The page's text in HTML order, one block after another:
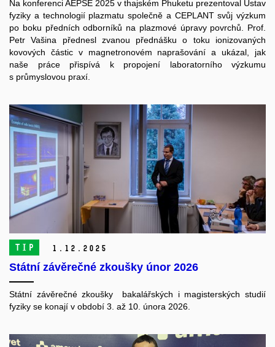
Na konferenci AEPSE 2025 v thajském Phuketu prezentoval Ústav
fyziky a technologií plazmatu společně a CEPLANT svůj výzkum
po boku předních odborníků na plazmové úpravy povrchů. Prof.
Petr Vašina přednesl zvanou přednášku o toku ionizovaných
kovových částic v magnetronovém naprašování a ukázal, jak
naše práce přispívá k propojení laboratorního výzkumu
s průmyslovou praxí.
TIP 1. 12. 2025
Státní závěrečné zkoušky únor 2026
Státní závěrečné zkoušky bakalářských i magisterských studií
fyziky se konají v období 3. až 10. února 2026.